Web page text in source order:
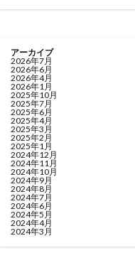
アーカイブ
2026年7月
2026年6月
2026年4月
2026年1月
2025年10月
2025年7月
2025年6月
2025年4月
2025年3月
2025年2月
2025年1月
2024年12月
2024年11月
2024年10月
2024年9月
2024年8月
2024年7月
2024年6月
2024年5月
2024年4月
2024年3月